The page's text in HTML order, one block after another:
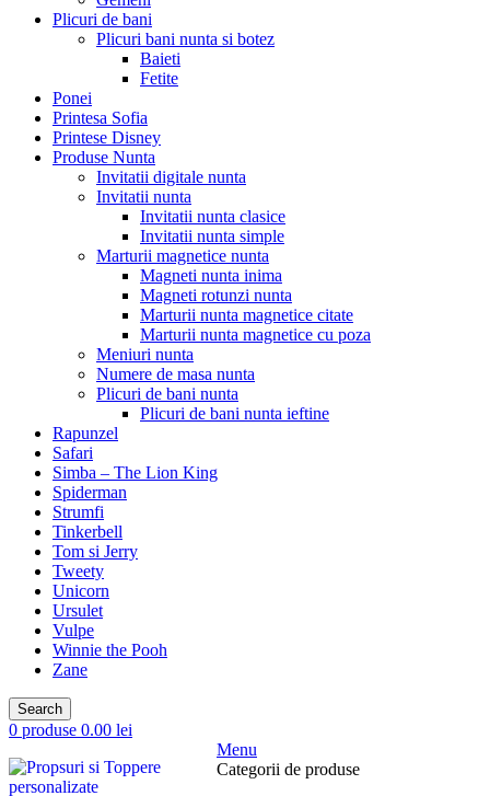
Plicuri de bani
Plicuri bani nunta si botez
Baieti
Fetite
Ponei
Printesa Sofia
Printese Disney
Produse Nunta
Invitatii digitale nunta
Invitatii nunta
Invitatii nunta clasice
Invitatii nunta simple
Marturii magnetice nunta
Magneti nunta inima
Magneti rotunzi nunta
Marturii nunta magnetice citate
Marturii nunta magnetice cu poza
Meniuri nunta
Numere de masa nunta
Plicuri de bani nunta
Plicuri de bani nunta ieftine
Rapunzel
Safari
Simba – The Lion King
Spiderman
Strumfi
Tinkerbell
Tom si Jerry
Tweety
Unicorn
Ursulet
Vulpe
Winnie the Pooh
Zane
Search
0 produse 0.00 lei
Menu
Categorii de produse